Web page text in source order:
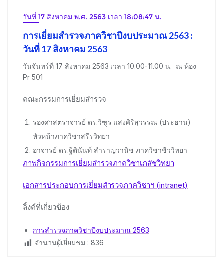
วันที่ 17 สิงหาคม พ.ศ. 2563 เวลา 18:08:47 น.
การเยี่ยมสำรวจภาควิชาปีงบประมาณ 2563 :
วันที่ 17 สิงหาคม 2563
วันจันทร์ที่ 17 สิงหาคม 2563 เวลา 10.00-11.00 น. ณ ห้อง
Pr 501
คณะกรรมการเยี่ยมสำรวจ
รองศาสตราจารย์ ดร.วิฑูร แสงศิริสุวรรณ (ประธาน)
หัวหน้าภาควิชาสรีรวิทยา
อาจารย์ ดร.ฐิตินันท์ สำราญวานิช ภาควิชาชีววิทยา
ภาพกิจกรรมการเยี่ยมสำรวจภาควิชาเภสัชวิทยา
เอกสารประกอบการเยี่ยมสำรวจภาควิชาฯ (intranet)
ลิ้งค์ที่เกี่ยวข้อง
การสำรวจภาควิชาปีงบประมาณ 2563
จำนวนผู้เยี่ยมชม : 836